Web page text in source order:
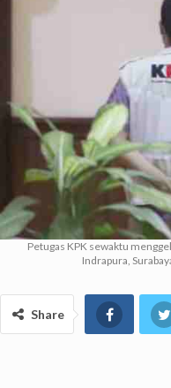
Petugas KPK sewaktu
Indrapura,
Share